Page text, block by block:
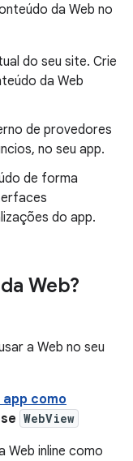
da Web no
do seu site. Crie
da Web
de provedores
no seu app.
de forma
do app.
Web?
a Web no seu
como
WebView
Web inline como